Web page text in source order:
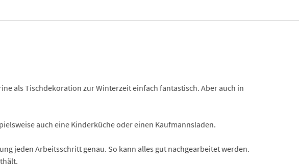
als Tischdekoration zur Winterzeit einfach fantastisch. Aber auch in
auch eine Kinderküche oder einen Kaufmannsladen.
jeden Arbeitsschritt genau. So kann alles gut nachgearbeitet werden.